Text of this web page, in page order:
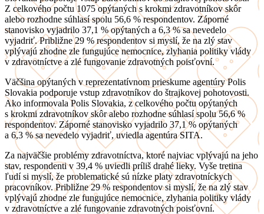
Z celkového počtu 1075 opýtaných s krokmi zdravotníkov skôr
alebo rozhodne súhlasí spolu 56,6 % respondentov. Záporné
stanovisko vyjadrilo 37,1 % opýtaných a 6,3 % sa nevedelo
vyjadriť. Približne 29 % respondentov si myslí, že na zlý stav
vplývajú zhodne zle fungujúce nemocnice, zlyhania politiky vlády
v zdravotníctve a zlé fungovanie zdravotných poisťovní.
Väčšina opýtaných v reprezentatívnom prieskume agentúry Polis
Slovakia podporuje vstup zdravotníkov do štrajkovej pohotovosti.
Ako informovala Polis Slovakia, z celkového počtu opýtaných
s krokmi zdravotníkov skôr alebo rozhodne súhlasí spolu 56,6 %
respondentov. Záporné stanovisko vyjadrilo 37,1 % opýtaných
a 6,3 % sa nevedelo vyjadriť, uviedla agentúra SITA.
Za najväčšie problémy zdravotníctva, ktoré najviac vplývajú na jeho
stav, respondenti v 39,4 % uviedli príliš drahé lieky. Vyše tretina
ľudí si myslí, že problematické sú nízke platy zdravotníckych
pracovníkov. Približne 29 % respondentov si myslí, že na zlý stav
vplývajú zhodne zle fungujúce nemocnice, zlyhania politiky vlády
v zdravotníctve a zlé fungovanie zdravotných poisťovní.